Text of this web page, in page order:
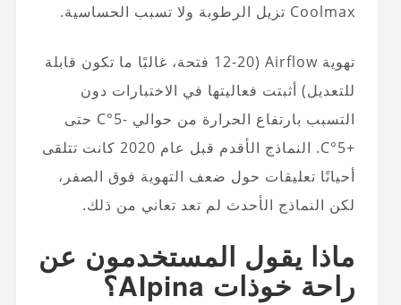
Coolmax تزيل الرطوبة ولا تسبب الحساسية.
تهوية Airflow (12-20 فتحة، غالبًا ما تكون قابلة
للتعديل) أثبتت فعاليتها في الاختبارات دون
التسبب بارتفاع الحرارة من حوالي -5°C حتى
+5°C. النماذج الأقدم قبل عام 2020 كانت تتلقى
أحيانًا تعليقات حول ضعف التهوية فوق الصفر،
لكن النماذج الأحدث لم تعد تعاني من ذلك.
ماذا يقول المستخدمون عن
راحة خوذات Alpina؟